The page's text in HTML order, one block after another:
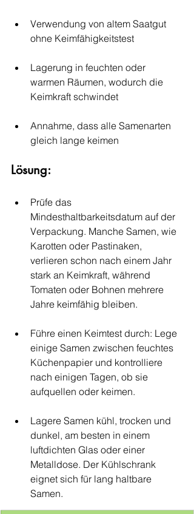
Verwendung von altem Saatgut
ohne Keimfähigkeitstest
Lagerung in feuchten oder
warmen Räumen, wodurch die
Keimkraft schwindet
Annahme, dass alle Samenarten
gleich lange keimen
Lösung:
Prüfe das
Mindesthaltbarkeitsdatum auf der
Verpackung. Manche Samen, wie
Karotten oder Pastinaken,
verlieren schon nach einem Jahr
stark an Keimkraft, während
Tomaten oder Bohnen mehrere
Jahre keimfähig bleiben.
Führe einen Keimtest durch: Lege
einige Samen zwischen feuchtes
Küchenpapier und kontrolliere
nach einigen Tagen, ob sie
aufquellen oder keimen.
Lagere Samen kühl, trocken und
dunkel, am besten in einem
luftdichten Glas oder einer
Metalldose. Der Kühlschrank
eignet sich für lang haltbare
Samen.